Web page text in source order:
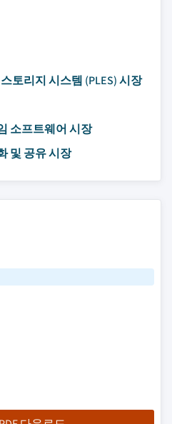
토리지 시스템 (PLES) 시장
소프트웨어 시장
및 공유 시장